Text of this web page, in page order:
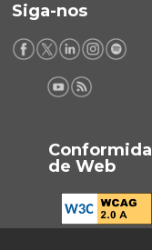
Siga-nos
Conformida
de Web